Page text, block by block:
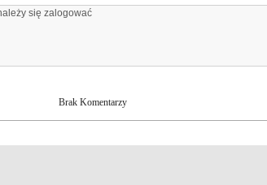
Brak Komentarzy